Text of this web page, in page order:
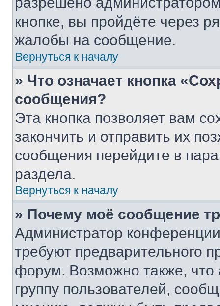
кнопке, вы пройдёте через
жалобы на сообщение.
Вернуться к началу
» Что означает кнопка
сообщения?
Эта кнопка позволяет вам
закончить и отправить их
сообщения перейдите в
раздела.
Вернуться к началу
» Почему моё сообщение
Администратор
требуют предварительного
форум. Возможно также, что
группу пользователей,